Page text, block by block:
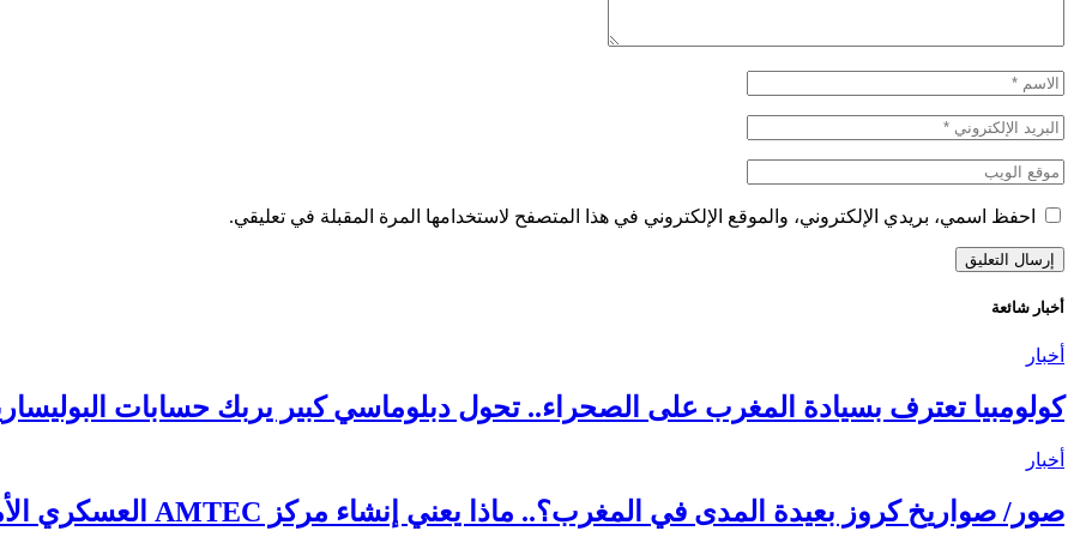
احفظ اسمي، بريدي الإلكتروني، والموقع الإلكتروني في هذا المتصفح لاستخدامها المرة المقبلة في تعليقي.
أخبار شائعة
أخبار
كولومبيا تعترف بسيادة المغرب على الصحراء.. تحول دبلوماسي كبير يربك حسابات
أخبار
صور/ صواريخ كروز بعيدة المدى في المغرب؟.. ماذا يعني إنشاء مركز AMTEC العسكري الأمريكي في طانطان؟